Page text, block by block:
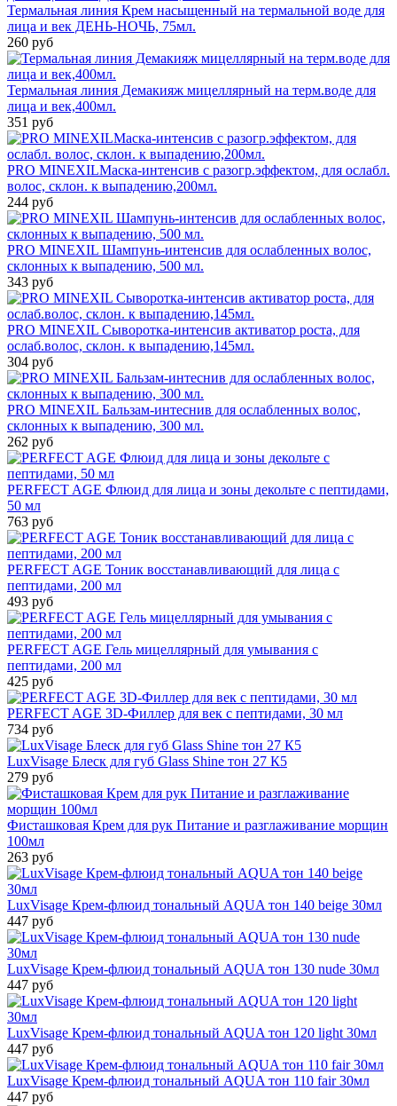
Термальная линия Крем насыщенный на термальной воде для
лица и век ДЕНЬ-НОЧЬ, 75мл.
260 руб
Термальная линия Демакияж мицеллярный на терм.воде для
лица и век,400мл.
351 руб
PRO MINEXILМаска-интенсив с разогр.эффектом, для ослабл.
волос, склон. к выпадению,200мл.
244 руб
PRO MINEXIL Шампунь-интенсив для ослабленных волос,
склонных к выпадению, 500 мл.
343 руб
PRO MINEXIL Сыворотка-интенсив активатор роста, для
ослаб.волос, склон. к выпадению,145мл.
304 руб
PRO MINEXIL Бальзам-интеснив для ослабленных волос,
склонных к выпадению, 300 мл.
262 руб
PERFECT AGE Флюид для лица и зоны декольте с пептидами,
50 мл
763 руб
PERFECT AGE Тоник восстанавливающий для лица с
пептидами, 200 мл
493 руб
PERFECT AGE Гель мицеллярный для умывания с
пептидами, 200 мл
425 руб
PERFECT AGE 3D-Филлер для век с пептидами, 30 мл
734 руб
LuxVisage Блеск для губ Glass Shine тон 27 К5
279 руб
Фисташковая Крем для рук Питание и разглаживание морщин
100мл
263 руб
LuxVisage Крем-флюид тональный AQUA тон 140 beige 30мл
447 руб
LuxVisage Крем-флюид тональный AQUA тон 130 nude 30мл
447 руб
LuxVisage Крем-флюид тональный AQUA тон 120 light 30мл
447 руб
LuxVisage Крем-флюид тональный AQUA тон 110 fair 30мл
447 руб